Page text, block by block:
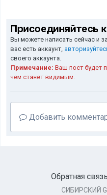
Присоединяйтесь
Вы можете написать сейчас и
вас есть аккаунт,
своего аккаунта.
Примечание: Ваш пост будет
чем станет видимым.
Добавить
Обратная связь
СИБИРСКИЙ